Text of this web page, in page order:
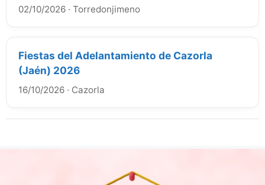
02/10/2026 · Torredonjimeno
Fiestas del Adelantamiento de Cazorla
(Jaén) 2026
16/10/2026 · Cazorla